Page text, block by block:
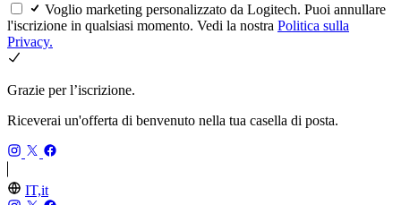
Voglio marketing personalizzato da Logitech. Puoi annullare
l'iscrizione in qualsiasi momento. Vedi la nostra Politica sulla
Privacy.
Grazie per l’iscrizione.
Riceverai un'offerta di benvenuto nella tua casella di posta.
IT,it